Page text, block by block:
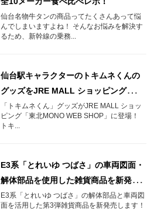
仙台名物牛タンの商品ってたくさんあって悩
んでしまいますよね！ そんなお悩みを解決す
るため、新幹線の乗務...
仙台駅キャラクターのトキムネくんの
グッズをJRE MALL ショッピング「東
北 MONO WEB SHOP」で販売しま
す！
「トキムネくん」グッズがJRE MALL ショッ
ピング「東北MONO WEB SHOP」に登場！
トキ...
E3系「とれいゆ つばさ」の車両図面・
解体部品を使用した雑貨商品を新発
売！
E3系「とれいゆ つばさ」の解体部品と車両図
面を活用した第3弾雑貨商品を新発売します！